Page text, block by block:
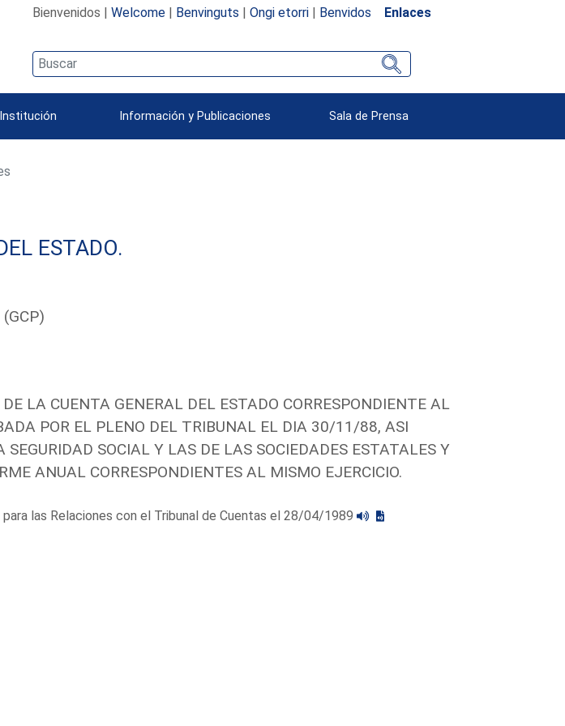
Bienvenidos | Welcome| Benvinguts | Ongi etorri| Benvidos Enlaces
Información y Publicaciones Sala de Prensa
ESTADO.
LA CUENTA GENERAL DEL ESTADO CORRESPONDIENTE AL
POR EL PLENO DEL TRIBUNAL EL DIA 30/11/88, ASI
SEGURIDAD SOCIAL Y LAS DE LAS SOCIEDADES ESTATALES Y
ANUAL CORRESPONDIENTES AL MISMO EJERCICIO.
las Relaciones con el Tribunal de Cuentas el 28/04/1989